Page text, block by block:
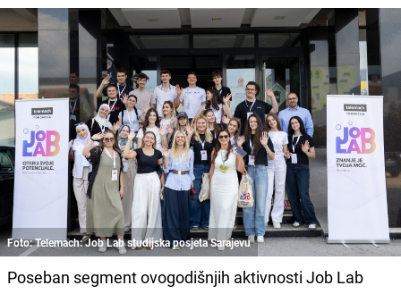
Foto: Telemach: Job Lab studijska posjeta Sarajevu
Poseban segment ovogodišnjih aktivnosti Job Lab